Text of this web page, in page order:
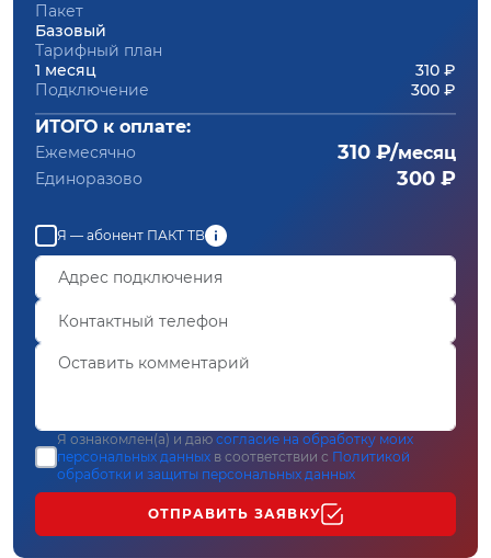
Пакет
Базовый
Тарифный план
1 месяц
310 ₽
Подключение
300 ₽
ИТОГО к оплате:
Ежемесячно 310 ₽/месяц
Единоразово 300 ₽
Я — абонент ПАКТ ТВ
Я ознакомлен(а) и даю согласие на обработку моих
персональных данных в соответствии с Политикой
обработки и защиты персональных данных
ОТПРАВИТЬ ЗАЯВКУ